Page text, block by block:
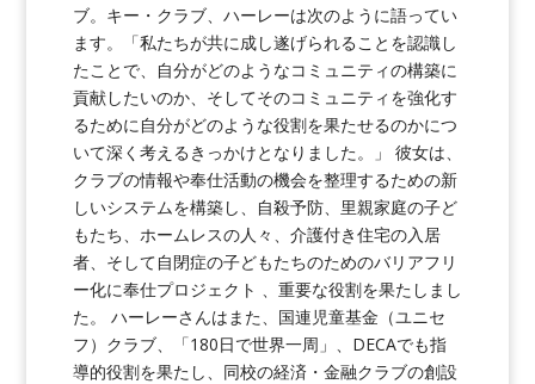
ブ。キー・クラブ、ハーレーは次のように語ってい
ます。「私たちが共に成し遂げられることを認識し
たことで、自分がどのようなコミュニティの構築に
貢献したいのか、そしてそのコミュニティを強化す
るために自分がどのような役割を果たせるのかにつ
いて深く考えるきっかけとなりました。」 彼女は、
クラブの情報や奉仕活動の機会を整理するための新
しいシステムを構築し、自殺予防、里親家庭の子ど
もたち、ホームレスの人々、介護付き住宅の入居
者、そして自閉症の子どもたちのためのバリアフリ
ー化に奉仕プロジェクト 、重要な役割を果たしまし
た。 ハーレーさんはまた、国連児童基金（ユニセ
フ）クラブ、「180日で世界一周」、DECAでも指
導的役割を果たし、同校の経済・金融クラブの創設